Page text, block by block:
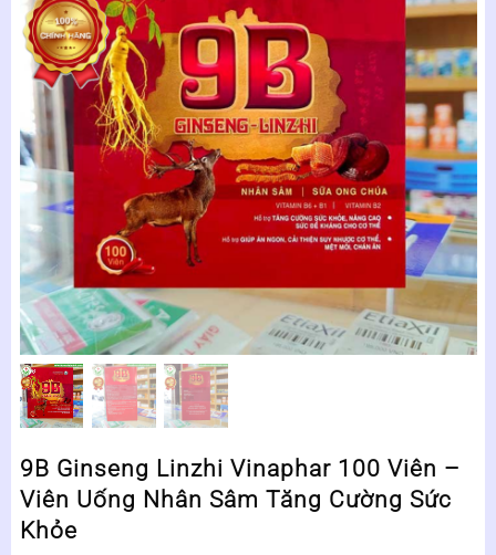
9B Ginseng Linzhi Vinaphar 100 Viên –
Viên Uống Nhân Sâm Tăng Cường Sức
Khỏe